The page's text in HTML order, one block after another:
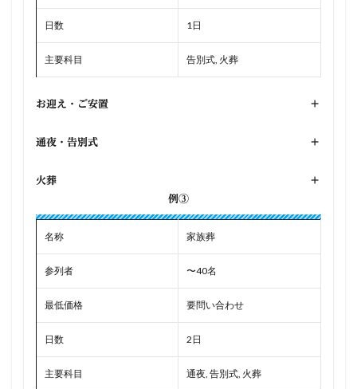
日数 1日
主要科目 告別式, 火葬
お迎え・ご安置 +
通夜・告別式 +
火葬
+
例③
名称 家族葬
参列者 〜40名
最低価格 要問い合わせ
日数 2日
主要科目 通夜, 告別式, 火葬